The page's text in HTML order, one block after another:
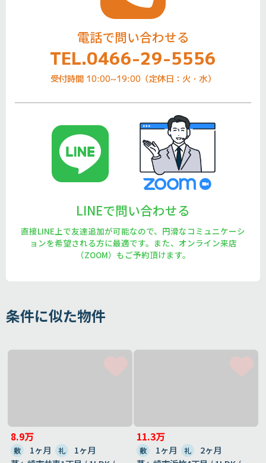
電話で問い合わせる
TEL.0466-29-5556
受付時間 10:00~19:00（定休日：火・水）
LINEで問い合わせる
直接LINE上で友達追加が可能なので、円滑なコミュニケーシ
ョンを希望される方に最適です。また、オンライン来店
（ZOOM）もご予約頂けます。
条件に似た物件
8.9万
敷 1ヶ月 礼
1ヶ月
11.3万
敷 1ヶ月 礼
2ヶ月